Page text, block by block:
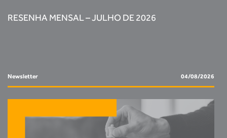
RESENHA MENSAL – JULHO DE 2026
Newsletter 04/08/2026